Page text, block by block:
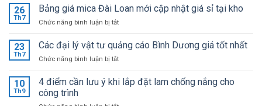
26
Th7
Bảng giá mica Đài Loan mới cập nhật giá sỉ tại kho
Chức năng bình luận bị tắtở
giá
mica
Đài
mới
23
Th7
Các đại lý vật tư quảng cáo Bình Dương giá tốt nhất
Chức năng bình luận bị tắtở
đại
10
Th9
4 điểm cần lưu ý khi lắp đặt lam chống nắng cho
công trình